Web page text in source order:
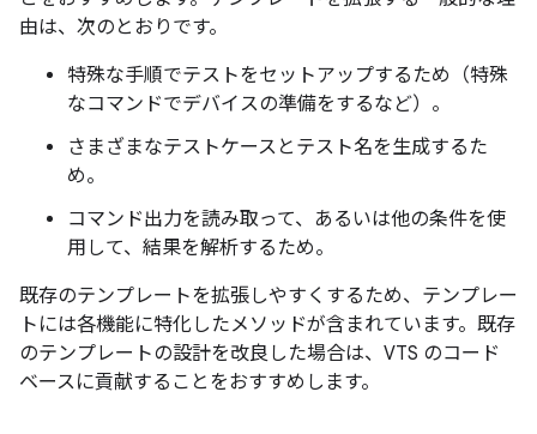
由は、次のとおりです。
特殊な手順でテストをセットアップするため（特殊
なコマンドでデバイスの準備をするなど）。
さまざまなテストケースとテスト名を生成するた
め。
コマンド出力を読み取って、あるいは他の条件を使
用して、結果を解析するため。
既存のテンプレートを拡張しやすくするため、テンプレー
トには各機能に特化したメソッドが含まれています。既存
のテンプレートの設計を改良した場合は、VTS のコード
ベースに貢献することをおすすめします。